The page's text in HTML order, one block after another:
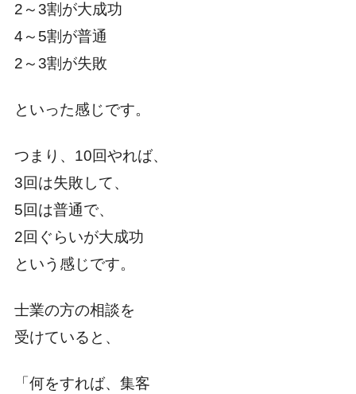
2～3割が大成功
4～5割が普通
2～3割が失敗
といった感じです。
つまり、10回やれば、
3回は失敗して、
5回は普通で、
2回ぐらいが大成功
という感じです。
士業の方の相談を
受けていると、
「何をすれば、集客